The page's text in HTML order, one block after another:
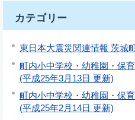
カテゴリー
東日本大震災関連情報 茨城
町内小中学校・幼稚園・保
(平成25年3月13日 更新)
町内小中学校・幼稚園・保
(平成25年2月14日 更新)